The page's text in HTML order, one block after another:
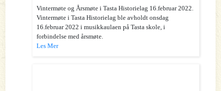
Vintermøte og Årsmøte i Tasta Historielag 16.februar 2022.
Vintermøte i Tasta Historielag ble avholdt onsdag
16.februar 2022 i musikkaulaen på Tasta skole, i
forbindelse med årsmøte.
Les Mer